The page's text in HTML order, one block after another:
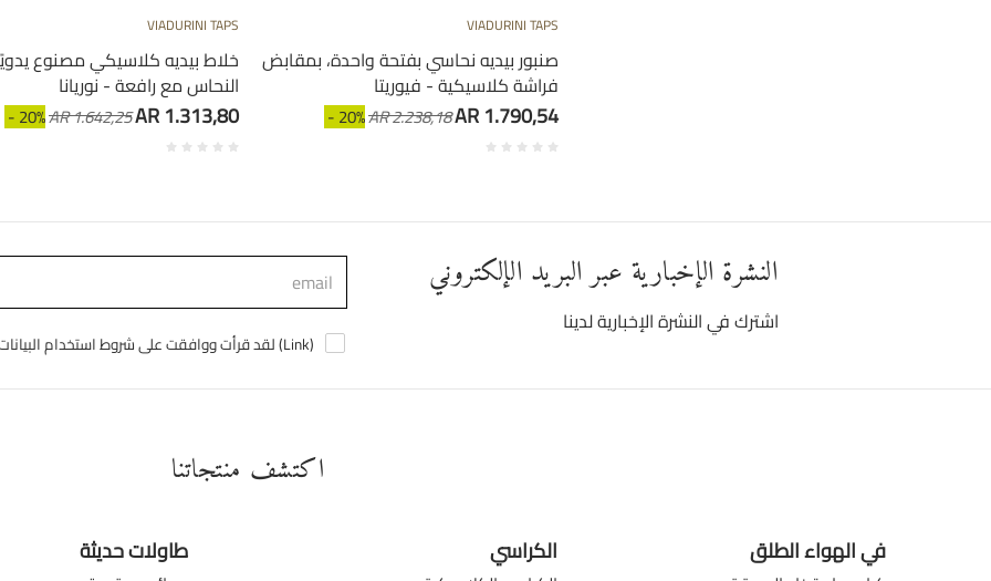
VIADURINI TAPS
خلاط بيديه كلاسيكي مصنوع
النحاس مع رافعة - نوريانا
- 20%AR 1.642,25AR 1.313,80
VIADURINI TAPS
صنبور بيديه نحاسي بفتحة واحدة، بمقابض
فراشة كلاسيكية - فيوريتا
- 20%AR 2.238,18AR 1.790,54
النشرة الإخبارية عبر البريد الإلكتروني
اشترك في النشرة الإخبارية لدينا
لقد قرأت ووافقت على شروط استخدام البيانات الشخصية (Link)
اكتشف منتجاتنا
طاولات حديثة الكراسي في الهواء الطلق